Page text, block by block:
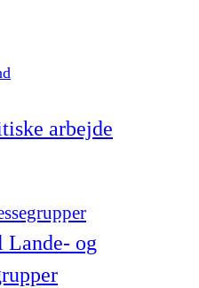
arbejde
og